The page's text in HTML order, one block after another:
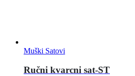
Muški Satovi
Ručni kvarcni sat-ST